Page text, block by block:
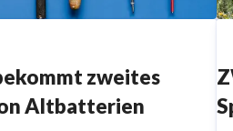
zweites
Altbatterien